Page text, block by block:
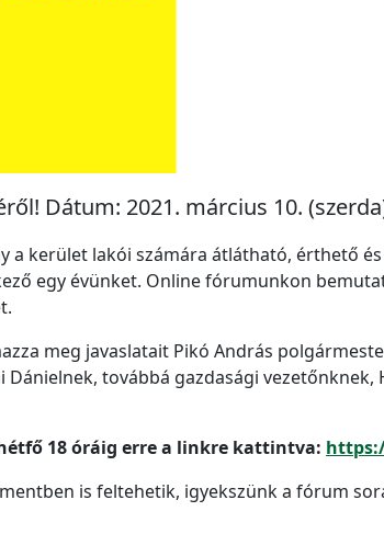
Dátum: 2021. március 10.
a kerület lakói számára átlátható, érthető
egy évünket. Online fórumunkon
meg javaslatait Pikó András
továbbá gazdasági vezetőnknek,
18 óráig erre a linkre kattintva:
is feltehetik, igyekszünk a fórum